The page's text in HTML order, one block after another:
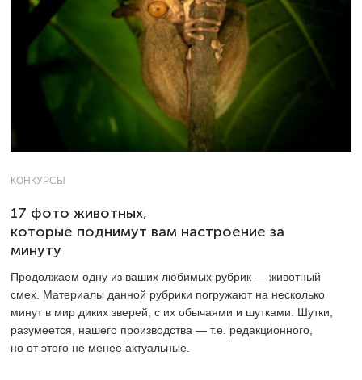
КОНКУРСЫ
17 фото животных,
которые поднимут вам настроение за
минуту
Продолжаем одну из ваших любимых рубрик — животный
смех. Материалы данной рубрики погружают на несколько
минут в мир диких зверей, с их обычаями и шутками. Шутки,
разумеется, нашего производства — т.е. редакционного,
но от этого не менее актуальные.